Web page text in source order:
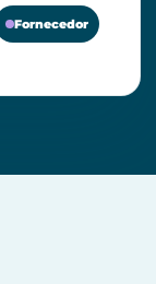
Fornecedor